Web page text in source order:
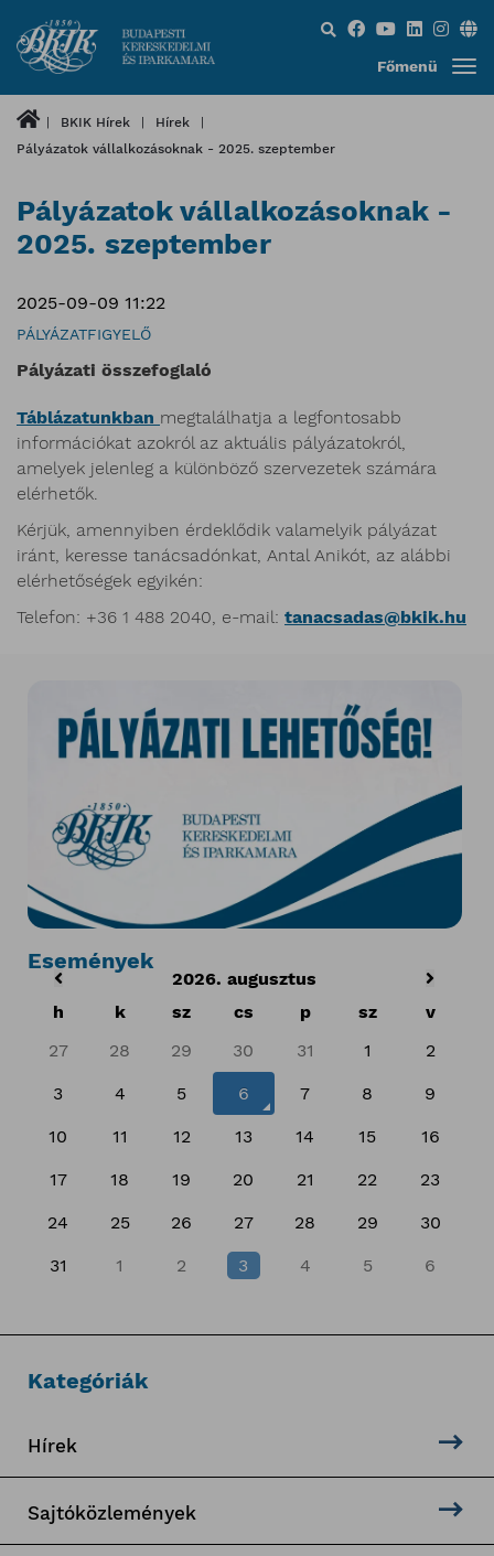
Keresés...
Főmenü
BKIK Hírek
Hírek
Pályázatok vállalkozásoknak - 2025. szeptember
Pályázatok vállalkozásoknak -
2025. szeptember
2025-09-09 11:22
PÁLYÁZATFIGYELŐ
Pályázati összefoglaló
Táblázatunkban megtalálhatja a legfontosabb
információkat azokról az aktuális pályázatokról,
amelyek jelenleg a különböző szervezetek számára
elérhetők.
Kérjük, amennyiben érdeklődik valamelyik pályázat
iránt, keresse tanácsadónkat, Antal Anikót, az alábbi
elérhetőségek egyikén:
Telefon: +36 1 488 2040, e-mail: tanacsadas@bkik.hu
Események
2026. augusztus
h
k sz cs p sz
v
27
28 29 30 31 1 2
3 4 5 6 7 8 9
10 11 12 13 14 15 16
17 18 19 20 21 22 23
24 25 26 27 28 29 30
31 1 2 3 4 5 6
Kategóriák
Hírek
Sajtóközlemények